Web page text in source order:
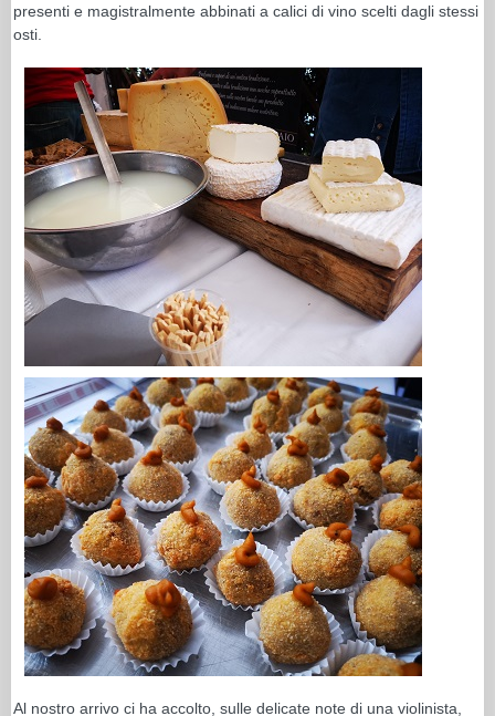
presenti e magistralmente abbinati a calici di vino scelti dagli stessi
osti.
Al nostro arrivo ci ha accolto, sulle delicate note di una violinista,